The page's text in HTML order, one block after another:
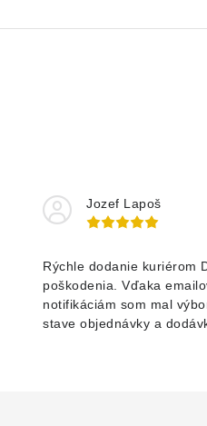
Jozef Lapoš
Rýchle dodanie kuriérom
poškodenia. Vďaka
notifikáciám som mal
stave objednávky a